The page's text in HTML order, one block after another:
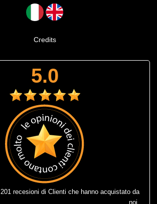
Credits
5.0
201 recesioni di Clienti che hanno acquistato da
noi.